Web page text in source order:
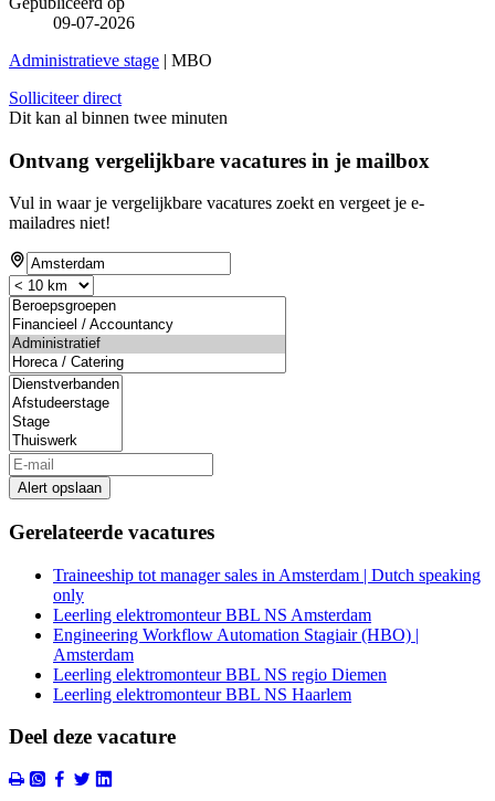
09-07-2026
Administratieve stage | MBO
Solliciteer direct
Dit kan al binnen twee minuten
Ontvang vergelijkbare vacatures in je mailbox
Vul in waar je vergelijkbare vacatures zoekt en vergeet je e-
mailadres niet!
Alert opslaan
Gerelateerde vacatures
Traineeship tot manager sales in Amsterdam | Dutch speaking
only
Leerling elektromonteur BBL NS Amsterdam
Engineering Workflow Automation Stagiair (HBO) |
Amsterdam
Leerling elektromonteur BBL NS regio Diemen
Leerling elektromonteur BBL NS Haarlem
Deel deze vacature